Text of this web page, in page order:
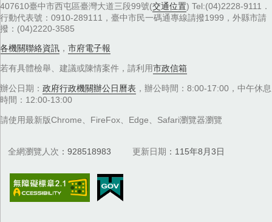
407610臺中市西屯區臺灣大道三段99號(交通位置) Tel:(04)2228-9111．
行動代表號：0910-289111，臺中市民一碼通專線請撥1999，外縣市請
撥：(04)2220-3585
各機關聯絡資訊 ， 市府電子報
若有具體檢舉、建議或陳情案件，請利用市政信箱
辦公日期： 政府行政機關辦公日曆表 ，辦公時間：8:00-17:00，中午休息
時間：12:00-13:00
請使用最新版Chrome、FireFox、Edge、Safari瀏覽器瀏覽
全網瀏覽人次 928518983 更新日期 115年8月3日